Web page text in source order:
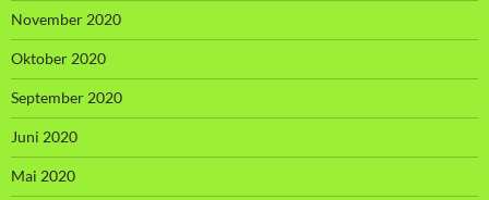
November 2020
Oktober 2020
September 2020
Juni 2020
Mai 2020